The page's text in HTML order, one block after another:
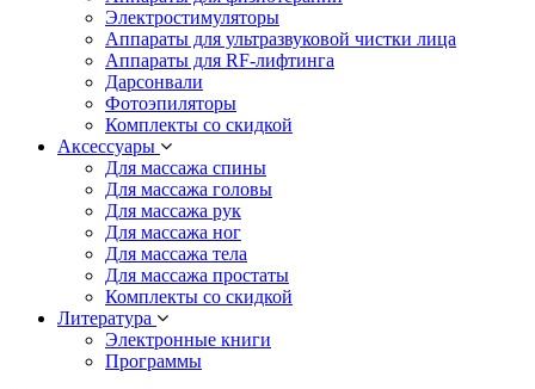
Электростимуляторы
Аппараты для ультразвуковой чистки лица
Аппараты для RF-лифтинга
Дарсонвали
Фотоэпиляторы
Комплекты со скидкой
Аксессуары
Для массажа спины
Для массажа головы
Для массажа рук
Для массажа ног
Для массажа тела
Для массажа простаты
Комплекты со скидкой
Литература
Электронные книги
Программы